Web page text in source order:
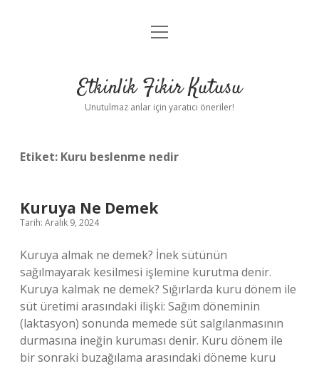
Anasayfa
Yasal Uyarı
menüyü
Etkinlik Fikir Kutusu
Unutulmaz anlar için yaratıcı öneriler!
Etiket: Kuru beslenme nedir
Kuruya Ne Demek
Tarih: Aralık 9, 2024
Kuruya almak ne demek? İnek sütünün
sağılmayarak kesilmesi işlemine kurutma denir.
Kuruya kalmak ne demek? Sığırlarda kuru dönem ile
süt üretimi arasındaki ilişki: Sağım döneminin
(laktasyon) sonunda memede süt salgılanmasının
durmasına ineğin kuruması denir. Kuru dönem ile
bir sonraki buzağılama arasındaki döneme kuru